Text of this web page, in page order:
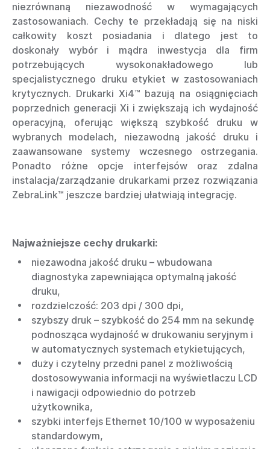
niezrównaną niezawodność w wymagających
zastosowaniach. Cechy te przekładają się na niski
całkowity koszt posiadania i dlatego jest to
doskonały wybór i mądra inwestycja dla firm
potrzebujących wysokonakładowego lub
specjalistycznego druku etykiet w zastosowaniach
krytycznych. Drukarki Xi4™ bazują na osiągnięciach
poprzednich generacji Xi i zwiększają ich wydajność
operacyjną, oferując większą szybkość druku w
wybranych modelach, niezawodną jakość druku i
zaawansowane systemy wczesnego ostrzegania.
Ponadto różne opcje interfejsów oraz zdalna
instalacja/zarządzanie drukarkami przez rozwiązania
ZebraLink™ jeszcze bardziej ułatwiają integrację.
Najważniejsze cechy drukarki:
niezawodna jakość druku – wbudowana
diagnostyka zapewniająca optymalną jakość
druku,
rozdzielczość: 203 dpi / 300 dpi,
szybszy druk – szybkość do 254 mm na sekundę
podnosząca wydajność w drukowaniu seryjnym i
w automatycznych systemach etykietujących,
duży i czytelny przedni panel z możliwością
dostosowywania informacji na wyświetlaczu LCD
i nawigacji odpowiednio do potrzeb
użytkownika,
szybki interfejs Ethernet 10/100 w wyposażeniu
standardowym,